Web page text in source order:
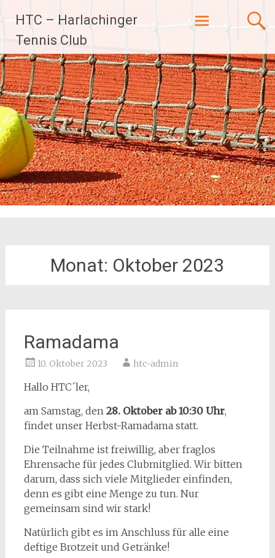
HTC – Harlachinger
Tennis Club
Zum
Inhalt
Monat: Oktober 2023
Ramadama
10. Oktober 2023 htc-admin
Hallo HTC´ler,
am Samstag, den28. Oktober ab 10:30 Uhr,
findet unser Herbst-Ramadama statt.
Die Teilnahme ist freiwillig, aber fraglos
Ehrensache für jedes Clubmitglied. Wir bitten
darum, dass sich viele Mitglieder einfinden,
denn es gibt eine Menge zu tun. Nur
gemeinsam sind wir stark!
Natürlich gibt es im Anschluss für alle eine
deftige Brotzeit und Getränke!